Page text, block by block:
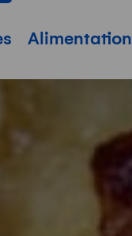
Alimentation